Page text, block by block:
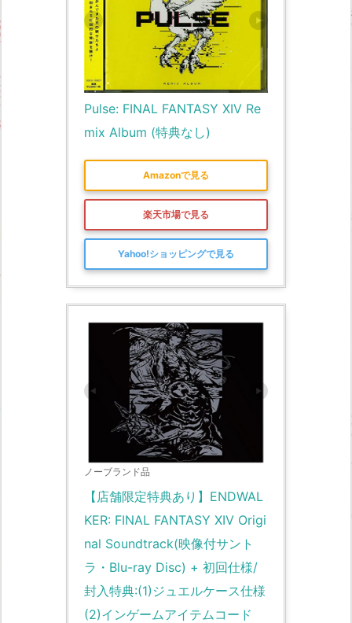
Pulse: FINAL FANTASY XIV Re
mix Album (特典なし)
Amazonで見る
楽天市場で見る
Yahoo!ショッピングで見る
ノーブランド品
【店舗限定特典あり】ENDWAL
KER: FINAL FANTASY XIV Origi
nal Soundtrack(映像付サント
ラ・Blu-ray Disc) + 初回仕様/
封入特典:(1)ジュエルケース仕様
(2)インゲームアイテムコード